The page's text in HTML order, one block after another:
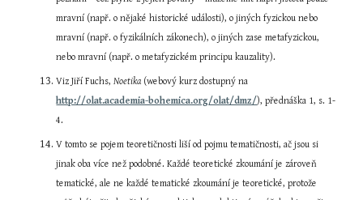
mravní (např. o nějaké historické události), o jiných fyzickou nebo
mravní (např. o fyzikálních zákonech), o jiných zase metafyzickou,
nebo mravní (např. o metafyzickém principu kauzality).
Viz Jiří Fuchs, Noetika
http://olat.academia-bohemica.org/olat/dmz/), přednáška 1, s. 1-
4.
V tomto se pojem teoretičnosti liší od pojmu tematičnosti, ač jsou si
jinak oba více než podobné. Každé teoretické zkoumání je zároveň
tematické, ale ne každé tematické zkoumání je teoretické, protože